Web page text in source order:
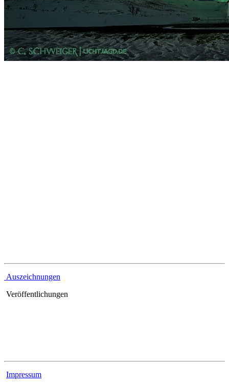
Auszeichnungen
Veröffentlichungen
Impressum